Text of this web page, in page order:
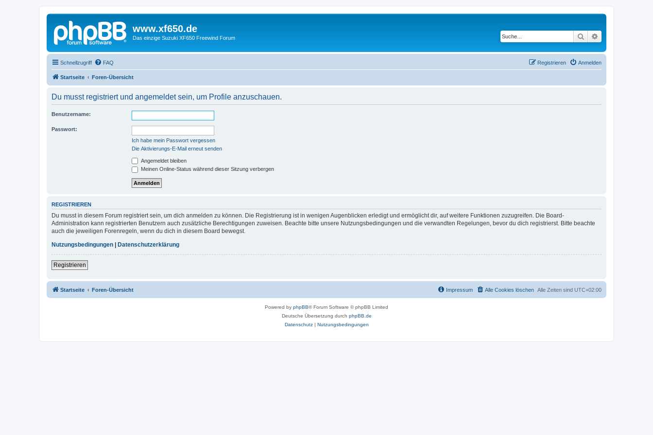
www.xf650.de
Das einzige Suzuki XF650 Freewind Forum Suche
Schnellzugriff FAQ Anmelden
Registrieren
Startseite Foren-Übersicht
Du musst registriert und angemeldet sein, um Profile anzuschauen.
Benutzername:
Passwort:
Ich habe mein Passwort vergessen
Die Aktivierungs-E-Mail erneut senden
Angemeldet bleiben
Meinen Online-Status während dieser Sitzung verbergen
REGISTRIEREN
Du musst in diesem Forum registriert sein, um dich anmelden zu können. Die Registrierung ist in wenigen Augenblicken erledigt und ermöglicht dir, auf weitere Funktionen zuzugreifen. Die Board-
Administration kann registrierten Benutzern auch zusätzliche Berechtigungen zuweisen. Beachte bitte unsere Nutzungsbedingungen und die verwandten Regelungen, bevor du dich registrierst. Bitte beachte
auch die jeweiligen Forenregeln, wenn du dich in diesem Board bewegst.
Nutzungsbedingungen
Datenschutzerklärung
Registrieren
Startseite Foren-Übersicht Alle Zeiten sind UTC+02:00
Alle Cookies löschen
Impressum
Powered by phpBB® Forum Software © phpBB Limited
Deutsche Übersetzung durch phpBB.de
Datenschutz| Nutzungsbedingungen